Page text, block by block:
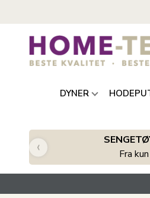
DYNER
Fra
‹